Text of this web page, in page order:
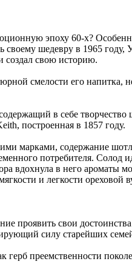
эпоху 60-х?
своему шедевру в 1965
создал свою историю.
смелости его
в себе
построенная в 1857 году.
марками, содержание
потребителя. Солод
вдохнула в него ароматы
и легкости ореховой
проявить свои
силу старейших
герб преемственности